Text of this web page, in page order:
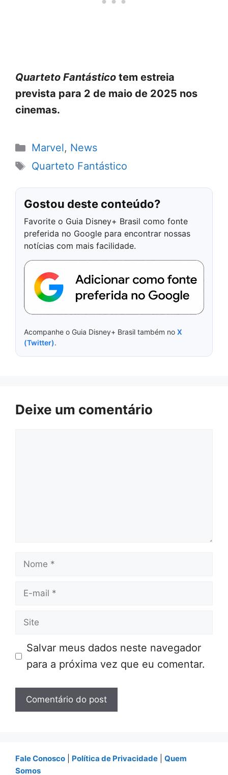
Quarteto Fantástico tem estreia
prevista para 2 de maio de 2025 nos
cinemas.
Categorias
Marvel, News
Tags
Quarteto Fantástico
Gostou deste conteúdo?
Favorite o Guia Disney+ Brasil como fonte
preferida no Google para encontrar nossas
notícias com mais facilidade.
Acompanhe o Guia Disney+ Brasil também no X
(Twitter).
Deixe um comentário
Nome
E-
Site
Salvar meus dados neste navegador
para a próxima vez que eu comentar.
Fale Conosco Política de Privacidade
Quem
Somos